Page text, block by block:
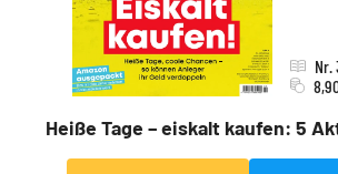
Heiße Tage – eiskalt kaufen: 5